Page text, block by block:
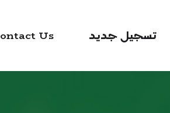
Contact Us تسجيل جديد